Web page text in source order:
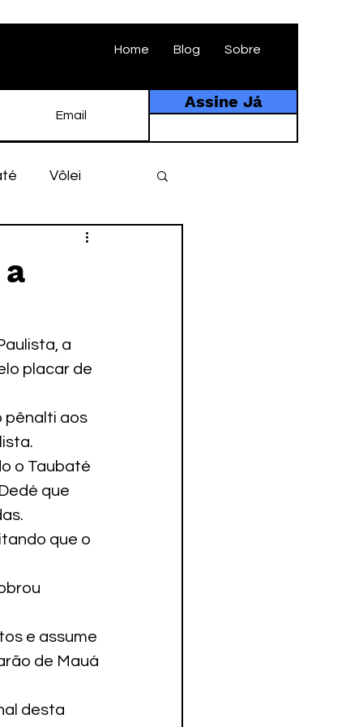
Home Blog Sobre
Assine Já
Vôlei
História
a
placar de
pênalti aos
o Taubaté
que
que o
e assume
de Mauá
desta